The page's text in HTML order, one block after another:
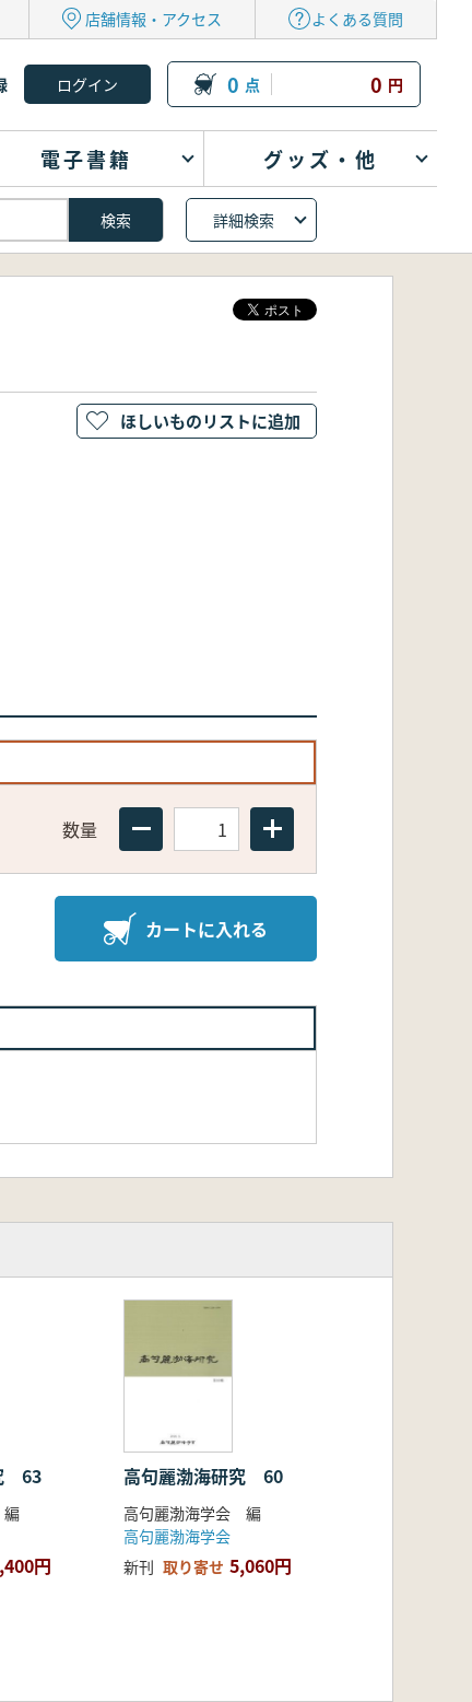
店舗情報・アクセス よくある質問
0 点 0 円
電子書籍 グッズ・他
詳細検索
数量
カートに入れる
ほしいものリストに追加
63
円
高句麗渤海研究 60
高句麗渤海学会 編
高句麗渤海学会
新刊 取り寄せ 5,060円